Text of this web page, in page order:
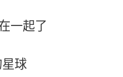
一起了
球